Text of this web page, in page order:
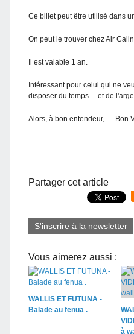
Ce billet peut être utilisé dans
On peut le trouver chez Air
Il est valable 1 an.
Intéressant pour celui qui ne
disposer du temps ... et de
Alors, à bon entendeur, .... Bon
Partager cet article
S'inscrire à la newsletter
Vous aimerez aussi :
WALLIS ET FUTUNA -
Balade au fenua .
à